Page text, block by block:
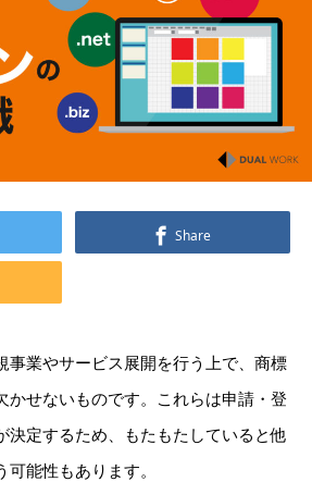
Share
事業やサービス展開を行う上で、商標
かせないものです。これらは申請・登
決定するため、もたもたしていると他
能性もあります。